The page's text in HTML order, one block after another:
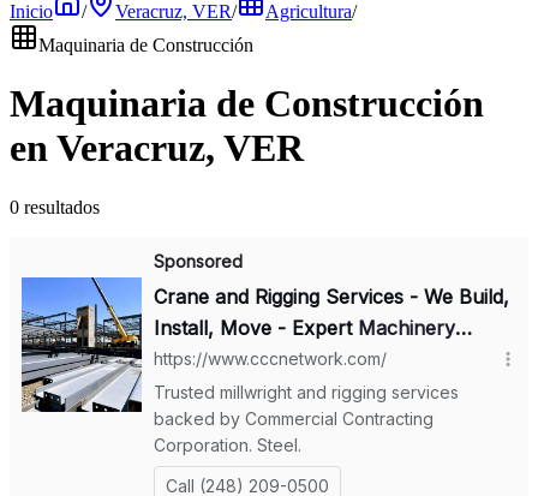
Inicio / Veracruz, VER/ Agricultura/
Maquinaria de Construcción
Maquinaria de Construcción
en Veracruz, VER
0 resultados